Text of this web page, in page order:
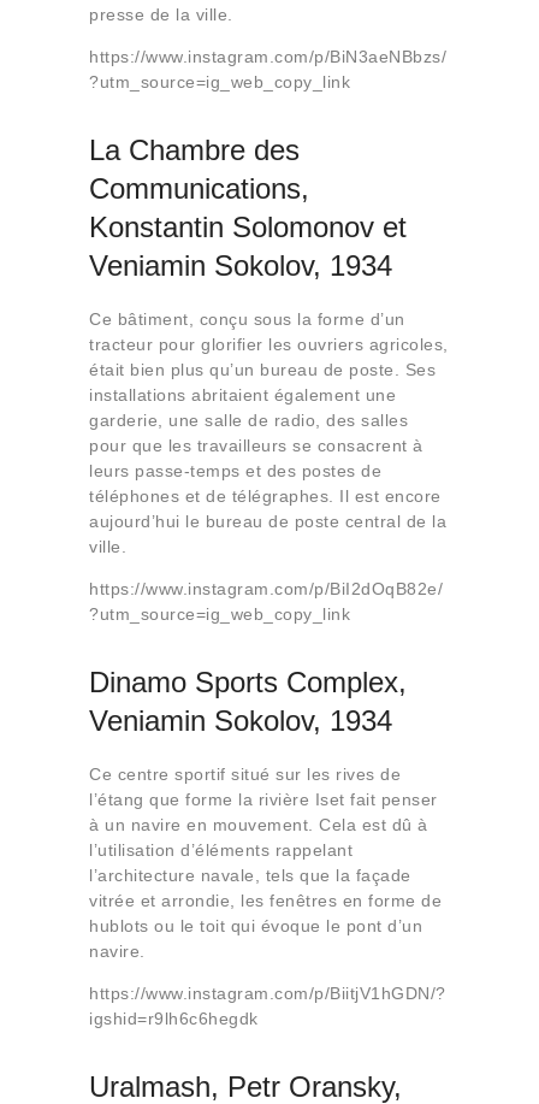
presse de la ville.
https://www.instagram.com/p/BiN3aeNBbzs/
?utm_source=ig_web_copy_link
La Chambre des
Communications,
Konstantin Solomonov et
Veniamin Sokolov, 1934
Ce bâtiment, conçu sous la forme d’un
tracteur pour glorifier les ouvriers agricoles,
était bien plus qu’un bureau de poste. Ses
installations abritaient également une
garderie, une salle de radio, des salles
pour que les travailleurs se consacrent à
leurs passe-temps et des postes de
téléphones et de télégraphes. Il est encore
aujourd’hui le bureau de poste central de la
ville.
https://www.instagram.com/p/BiI2dOqB82e/
?utm_source=ig_web_copy_link
Dinamo Sports Complex,
Veniamin Sokolov, 1934
Ce centre sportif situé sur les rives de
l’étang que forme la rivière Iset fait penser
à un navire en mouvement. Cela est dû à
l’utilisation d’éléments rappelant
l’architecture navale, tels que la façade
vitrée et arrondie, les fenêtres en forme de
hublots ou le toit qui évoque le pont d’un
navire.
https://www.instagram.com/p/BiitjV1hGDN/?
igshid=r9lh6c6hegdk
Uralmash, Petr Oransky,